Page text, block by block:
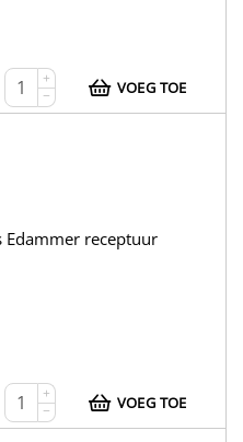
+
−
VOEG TOE
Edammer receptuur
+
−
VOEG TOE